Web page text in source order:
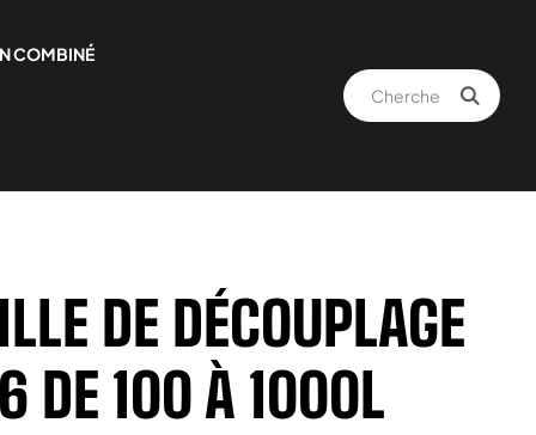
COMBINÉ
DE DÉCOUPLAGE
DE 100 À 1000L